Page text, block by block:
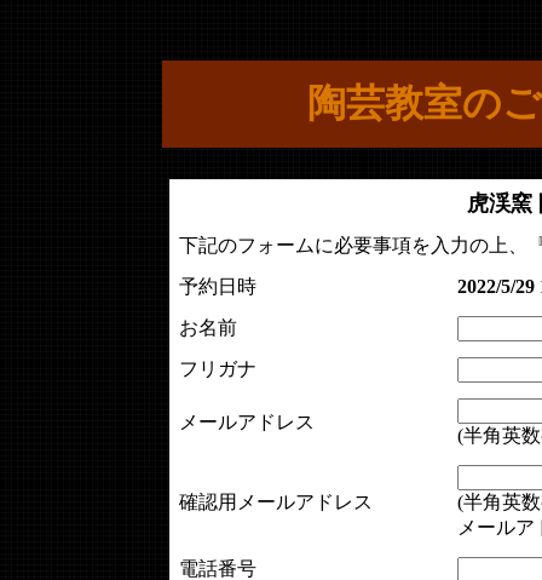
陶芸教室の
虎渓窯
下記のフォームに必要事項を入力の上、
予約日時
2022/5/29
お名前
フリガナ
メールアドレス
(半角英
確認用メールアドレス
(半角英
メール
電話番号